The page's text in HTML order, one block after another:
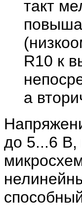
такт
R10 к
а
до 5...6 В,